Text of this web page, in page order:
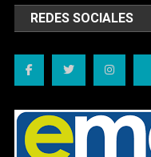
REDES SOCIALES